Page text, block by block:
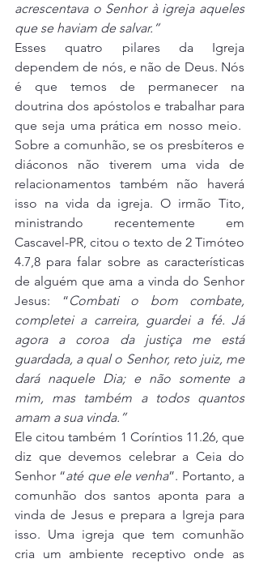
acrescentava o Senhor à igreja aqueles
que se haviam de salvar.”
Esses quatro pilares da Igreja
dependem de nós, e não de Deus. Nós
é que temos de permanecer na
doutrina dos apóstolos e trabalhar para
que seja uma prática em nosso meio.
Sobre a comunhão, se os presbíteros e
diáconos não tiverem uma vida de
relacionamentos também não haverá
isso na vida da igreja. O irmão Tito,
ministrando recentemente em
Cascavel-PR, citou o texto de 2 Timóteo
4.7,8 para falar sobre as características
de alguém que ama a vinda do Senhor
Jesus: “Combati o bom combate,
completei a carreira, guardei a fé. Já
agora a coroa da justiça me está
guardada, a qual o Senhor, reto juiz, me
dará naquele Dia; e não somente a
mim, mas também a todos quantos
amam a sua vinda.”
Ele citou também 1 Coríntios 11.26, que
diz que devemos celebrar a Ceia do
Senhor “até que ele venha”. Portanto, a
comunhão dos santos aponta para a
vinda de Jesus e prepara a Igreja para
isso. Uma igreja que tem comunhão
cria um ambiente receptivo onde as